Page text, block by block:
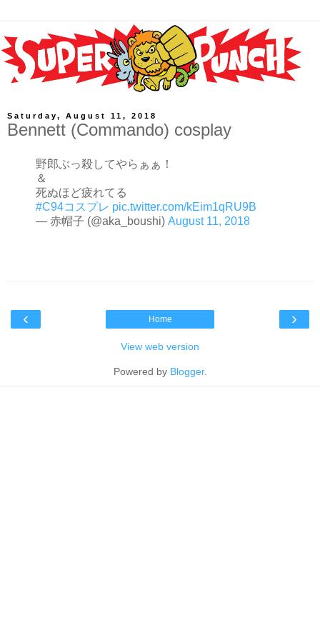
Saturday, August 11, 2018
Bennett (Commando) cosplay
野郎ぶっ殺してやらぁぁ！
＆
死ぬほど疲れてる
#C94コスプレ pic.twitter.com/kEim1qRU9B
— 赤帽子 (@aka_boushi) August 11, 2018
‹ ›
Home
View web version
Powered by Blogger.